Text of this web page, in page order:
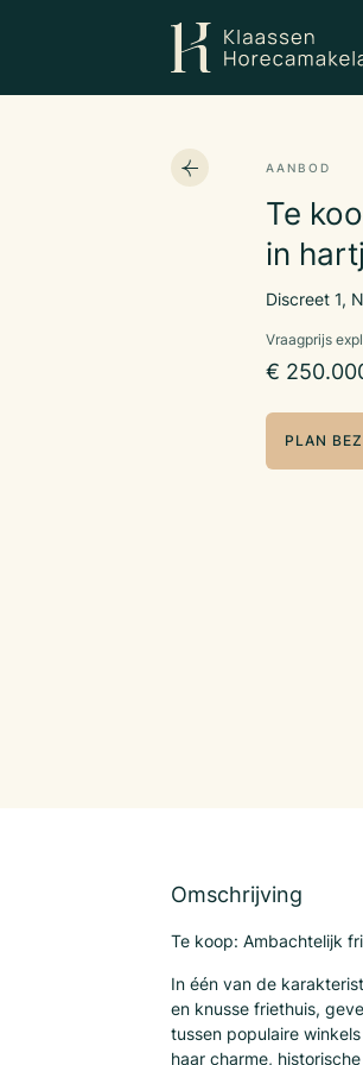
AANBOD
Te
in
Discreet 1,
Vraagprijs
€
PLAN
Omschrijving
Te koop: Ambachtelijk
In één van de
en knusse friethuis,
tussen populaire
haar charme,